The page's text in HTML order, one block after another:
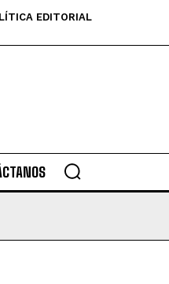
EDITORIAL